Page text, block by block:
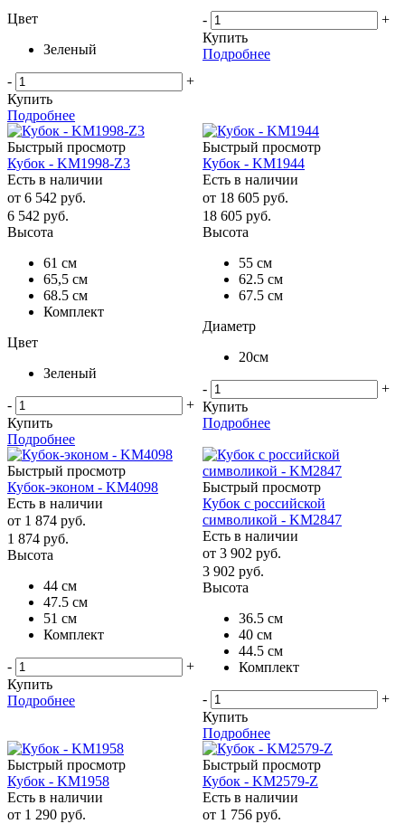
Цвет
Зеленый
-
+
Купить
Подробнее
-
+
Купить
Подробнее
Быстрый просмотр
Кубок - KM1998-Z3
Есть в наличии
от 6 542 руб.
6 542 руб.
Высота
61 см
65,5 см
68.5 см
Комплект
Цвет
Зеленый
-
+
Купить
Подробнее
Быстрый просмотр
Кубок - KM1944
Есть в наличии
от 18 605 руб.
18 605 руб.
Высота
55 см
62.5 см
67.5 см
Диаметр
20см
-
+
Купить
Подробнее
Быстрый просмотр
Кубок-эконом - KM4098
Есть в наличии
от 1 874 руб.
1 874 руб.
Высота
44 см
47.5 см
51 см
Комплект
-
+
Купить
Подробнее
Быстрый просмотр
Кубок с российской
символикой - KM2847
Есть в наличии
от 3 902 руб.
3 902 руб.
Высота
36.5 см
40 см
44.5 см
Комплект
-
+
Купить
Подробнее
Быстрый просмотр
Кубок - KM1958
Есть в наличии
от 1 290 руб.
Быстрый просмотр
Кубок - KM2579-Z
Есть в наличии
от 1 756 руб.